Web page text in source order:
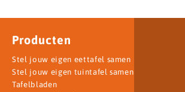
Producten
Stel jouw eigen eettafel samen
Stel jouw eigen tuintafel samen
Tafelbladen